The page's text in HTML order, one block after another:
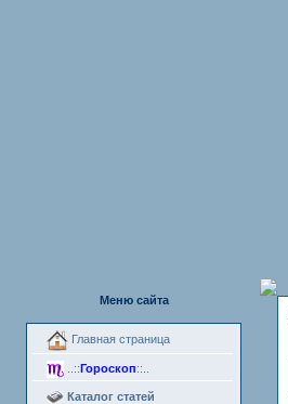
Меню сайта
Главная страница
..:: Гороскоп::..
Каталог статей